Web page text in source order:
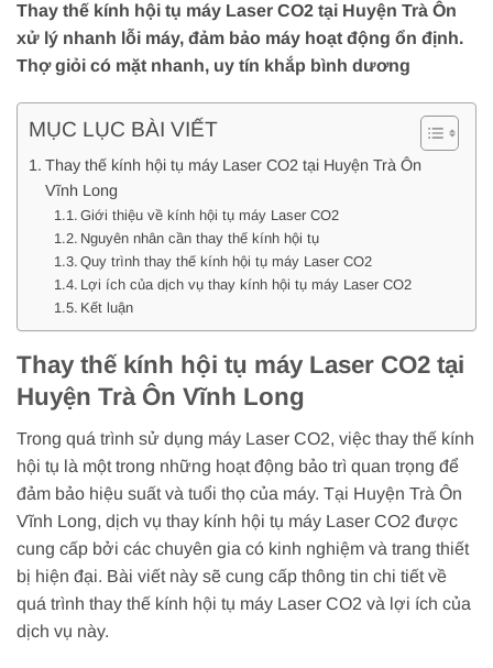
Thay thế kính hội tụ máy Laser CO2 tại Huyện Trà Ôn
xử lý nhanh lỗi máy, đảm bảo máy hoạt động ổn định.
Thợ giỏi có mặt nhanh, uy tín khắp bình dương
MỤC LỤC BÀI VIẾT
Thay thế kính hội tụ máy Laser CO2 tại Huyện Trà Ôn
Vĩnh Long
Giới thiệu về kính hội tụ máy Laser CO2
Nguyên nhân cần thay thế kính hội tụ
Quy trình thay thế kính hội tụ máy Laser CO2
Lợi ích của dịch vụ thay kính hội tụ máy Laser CO2
Kết luận
Thay thế kính hội tụ máy Laser CO2 tại
Huyện Trà Ôn Vĩnh Long
Trong quá trình sử dụng máy Laser CO2, việc thay thế kính
hội tụ là một trong những hoạt động bảo trì quan trọng để
đảm bảo hiệu suất và tuổi thọ của máy. Tại Huyện Trà Ôn
Vĩnh Long, dịch vụ thay kính hội tụ máy Laser CO2 được
cung cấp bởi các chuyên gia có kinh nghiệm và trang thiết
bị hiện đại. Bài viết này sẽ cung cấp thông tin chi tiết về
quá trình thay thế kính hội tụ máy Laser CO2 và lợi ích của
dịch vụ này.